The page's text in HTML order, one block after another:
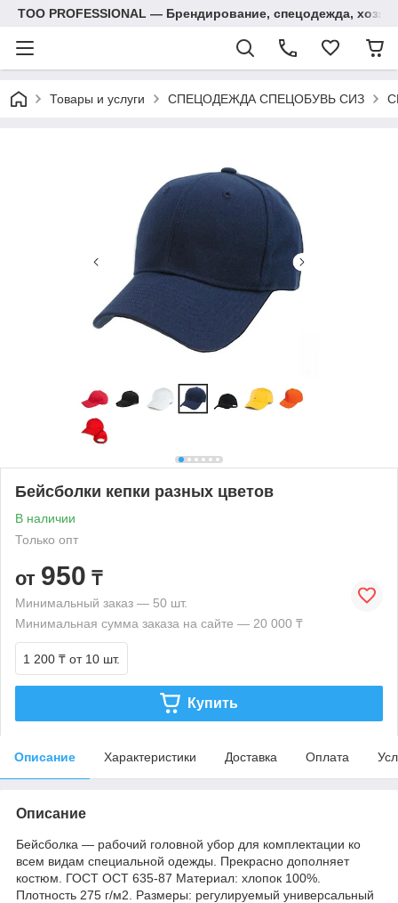
ТОО PROFESSIONAL — Брендирование, спецодежда,
Товары и услуги СПЕЦОДЕЖДА СПЕЦОБУВЬ СИЗ
Бейсболки кепки разных цветов
В наличии
Только опт
от 950 ₸
Минимальный заказ — 50 шт.
Минимальная сумма заказа на сайте — 20 000 ₸
1 200 ₸ от 10 шт.
Купить
Описание Характеристики Доставка Оплата
Описание
Бейсболка — рабочий головной убор для комплектации ко
всем видам специальной одежды. Прекрасно дополняет
костюм. ГОСТ ОСТ 635-87 Материал: хлопок 100%.
Плотность 275 г/м2. Размеры: регулируемый универсальный